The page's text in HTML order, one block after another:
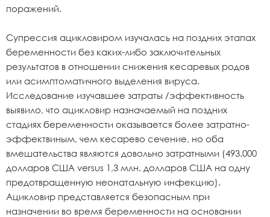
поражений.
Супрессия ацикловиром изучалась на поздних этапах
беременности без каких-либо заключительных
результатов в отношении снижения кесаревых родов
или асимптоматичного выделения вируса.
Исследование изучавшее затраты /эффективность
выявило, что ацикловир назначаемый на поздних
стадиях беременности оказывается более затратно-
эффектвиным, чем кесарево сечение, но оба
вмешательства являются довольно затратными (493.000
долларов США versus 1,3 млн. долларов США на одну
предотвращенную неонатальную инфекцию).
Ацикловир представляется безопасным при
назначении во время беременности на основании